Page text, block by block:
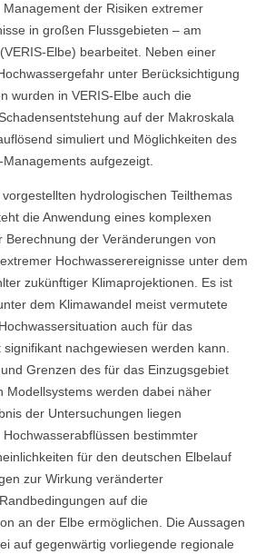
Management der Risiken extremer
in großen Flussgebieten – am
Elbe) bearbeitet. Neben einer
unter Berücksichtigung
wurden in VERIS-Elbe auch die
auf der Makroskala
simuliert und Möglichkeiten des
aufgezeigt.
hydrologischen Teilthemas
die Anwendung eines komplexen
Berechnung der Veränderungen von
Hochwasserereignisse unter dem
zukünftiger Klimaprojektionen. Es ist
dem Klimawandel meist vermutete
auch für das
nachgewiesen werden kann.
Grenzen des für das Einzugsgebiet
Modellsystems werden dabei näher
der Untersuchungen liegen
bestimmter
für den deutschen Elbelauf
zur Wirkung veränderter
auf die
an der Elbe ermöglichen. Die Aussagen
auf gegenwärtig vorliegende regionale